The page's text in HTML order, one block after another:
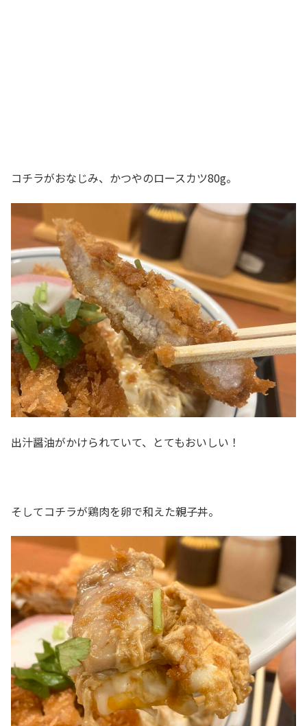
コチラがおなじみ、かつやのロースカツ80g。
出汁醤油がかけられていて、とてもおいしい！
そしてコチラが鶏肉を卵で和えた親子丼。